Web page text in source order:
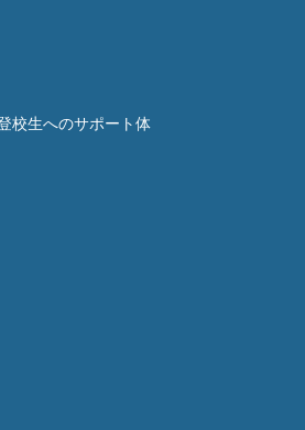
校生へのサポート体